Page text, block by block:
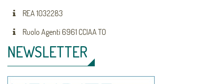
REA 1032283
Ruolo Agenti 6961 CCIAA TO
NEWSLETTER